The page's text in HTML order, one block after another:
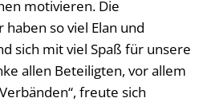
motivieren. Die
so viel Elan und
sich mit viel Spaß für unsere
allen Beteiligten, vor allem
freute sich